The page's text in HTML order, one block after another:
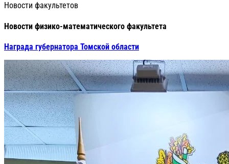
Новости факультетов
Новости физико-математического факультета
Награда губернатора Томской области